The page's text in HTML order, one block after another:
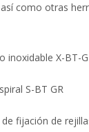
como otras
inoxidable X-BT-
S-BT GR
de fijación de